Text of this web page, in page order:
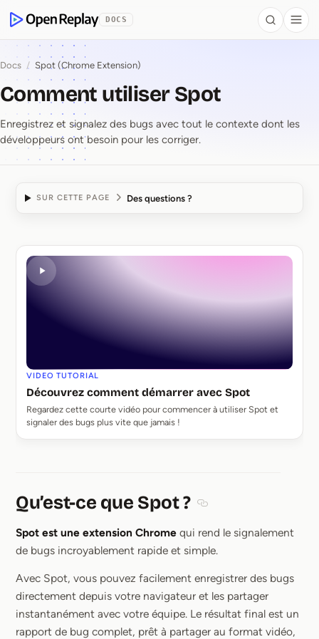
OpenReplay
DOCS Search
Docs / Spot (Chrome Extension)
Comment utiliser Spot
Enregistrez et signalez des bugs avec tout le contexte dont les
développeurs ont besoin pour les corriger.
SUR CETTE PAGE Des questions ?
Comment utiliser Spot
VIDEO TUTORIAL
Découvrez comment démarrer avec Spot
Regardez cette courte vidéo pour commencer à utiliser Spot et
signaler des bugs plus vite que jamais !
Qu’est-ce que Spot ?
Spot est une extension Chrome qui rend le signalement
de bugs incroyablement rapide et simple.
Avec Spot, vous pouvez facilement enregistrer des bugs
directement depuis votre navigateur et les partager
instantanément avec votre équipe. Le résultat final est un
rapport de bug complet, prêt à partager au format vidéo,